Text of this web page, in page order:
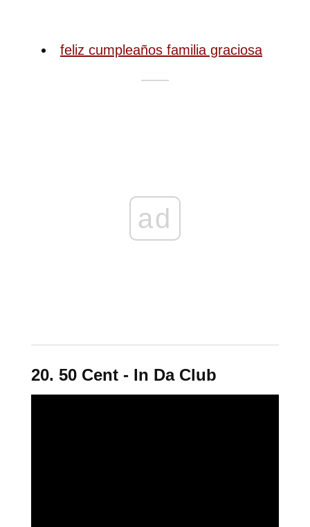
feliz cumpleaños familia graciosa
ad
20. 50 Cent - In Da Club